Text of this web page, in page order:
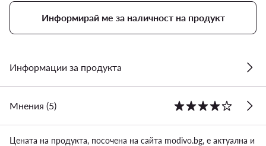
Информирай ме за наличност на продукт
Информации за продукта
Мнения (5)
Цената на продукта, посочена на сайта modivo.bg, е актуална и